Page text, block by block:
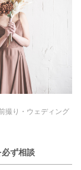
撮り・ウェディング
ず相談